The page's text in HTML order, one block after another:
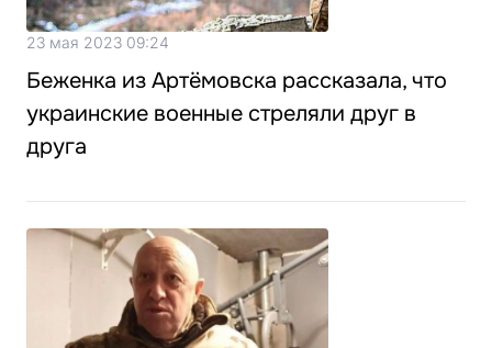
23 мая 2023 09:24
Беженка из Артёмовска рассказала, что
украинские военные стреляли друг в
друга